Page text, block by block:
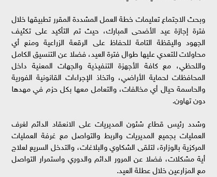
وبحث الاجتماع تعليمات خطة العمل المشددة المقرر تطبيقها خلال
فترة إجازة عيد الأضحى المبارك، حيث تم التأكيد على تكثيف
الجهود واليقظة التامة للحفاظ على الرقعة الزراعية ومنع أي
محاولات للتعدي عليها طوال فترة العيد، فضلا عن التنسيق الكامل
واللحظي، مع كافة الأجهزة التنفيذية والجهات المعنية داخل
المحافظات لحماية الأراضي، واتخاذ الإجراءات القانونية الفورية
والحاسمة حيال أي مخالفات، والتعامل معها بكل حزم في مهدها
دون تهاون.
وشدد رئيس قطاع شئون المديريات على الانعقاد الدائم لغرف
العمليات بجميع المديريات والربط والتواصل مع غرفة العمليات
المركزية بالوزارة، لتلقى الشكاوي والبلاغات، والتدخل السريع لعلاج
أية مشكلات، فضلا عن المرور الدائم والدوري واستمرار التواصل
مع المزارعين خلال عطلة العيد.